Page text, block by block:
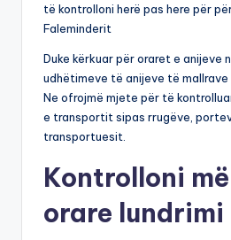
të kontrolloni herë pas here për
Faleminderit
Duke kërkuar për oraret e anijeve
udhëtimeve të anijeve të mallrave
Ne ofrojmë mjete për të
e transportit sipas rrugëve,
transportuesit.
Kontrolloni
orare lundrimi